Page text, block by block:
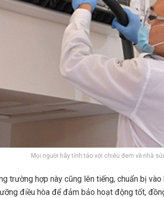
Mọi người hãy tỉnh táo với chiêu đem về nhà
trường hợp này cũng lên tiếng, chuẩn bị
điều hòa để đảm bảo hoạt động tốt,